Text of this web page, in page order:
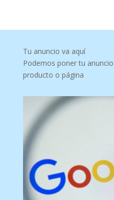
Tu anuncio va aquí
Podemos poner tu
producto o página